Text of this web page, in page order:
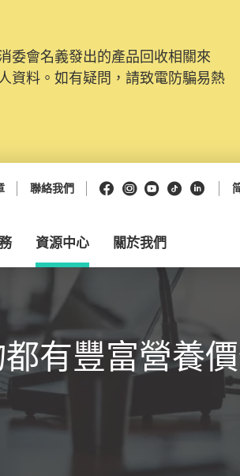
委會名義發出的產品回收相關來
資料。如有疑問，請致電防騙易熱
聯絡我們 Facebook
Instagram
Youtube
抖音領英
資源中心 關於我們
有豐富營養價